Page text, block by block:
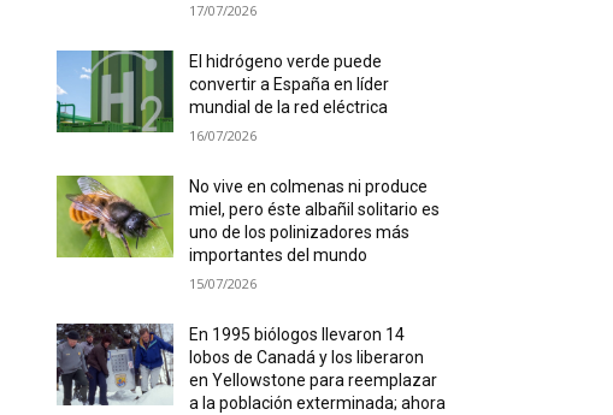
17/07/2026
El hidrógeno verde puede
convertir a España en líder
mundial de la red eléctrica
16/07/2026
No vive en colmenas ni produce
miel, pero éste albañil solitario es
uno de los polinizadores más
importantes del mundo
15/07/2026
En 1995 biólogos llevaron 14
lobos de Canadá y los liberaron
en Yellowstone para reemplazar
a la población exterminada; ahora